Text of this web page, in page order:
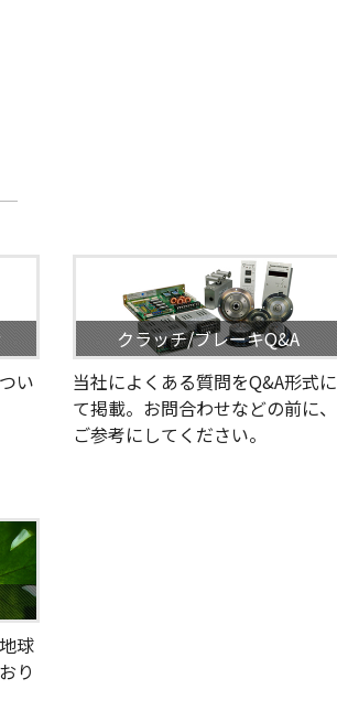
い
クラッチ/ブレーキQ&A
当社によくある質問をQ&A形式に
て掲載。お問合わせなどの前に、
ご参考にしてください。
球
り